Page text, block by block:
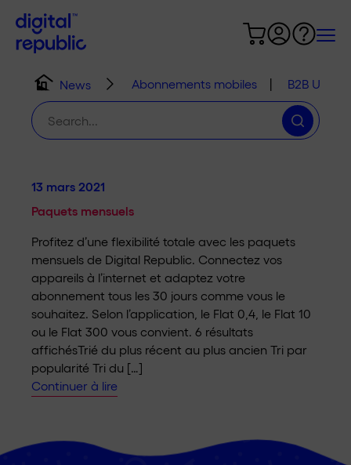
News Abonnements mobiles |
B2B Use
Chercher
:
13 mars 2021
Paquets mensuels
Profitez d’une flexibilité totale avec les paquets
mensuels de Digital Republic. Connectez vos
appareils à l’internet et adaptez votre
abonnement tous les 30 jours comme vous le
souhaitez. Selon l’application, le Flat 0,4, le Flat 10
ou le Flat 300 vous convient. 6 résultats
affichésTrié du plus récent au plus ancien Tri par
popularité Tri du […]
Continuer à lire